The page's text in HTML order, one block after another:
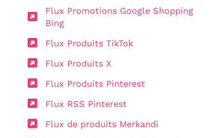
Flux Promotions Google Shopping
Bing
Flux Produits TikTok
Flux Produits X
Flux Produits Pinterest
Flux RSS Pinterest
Flux de produits Merkandi